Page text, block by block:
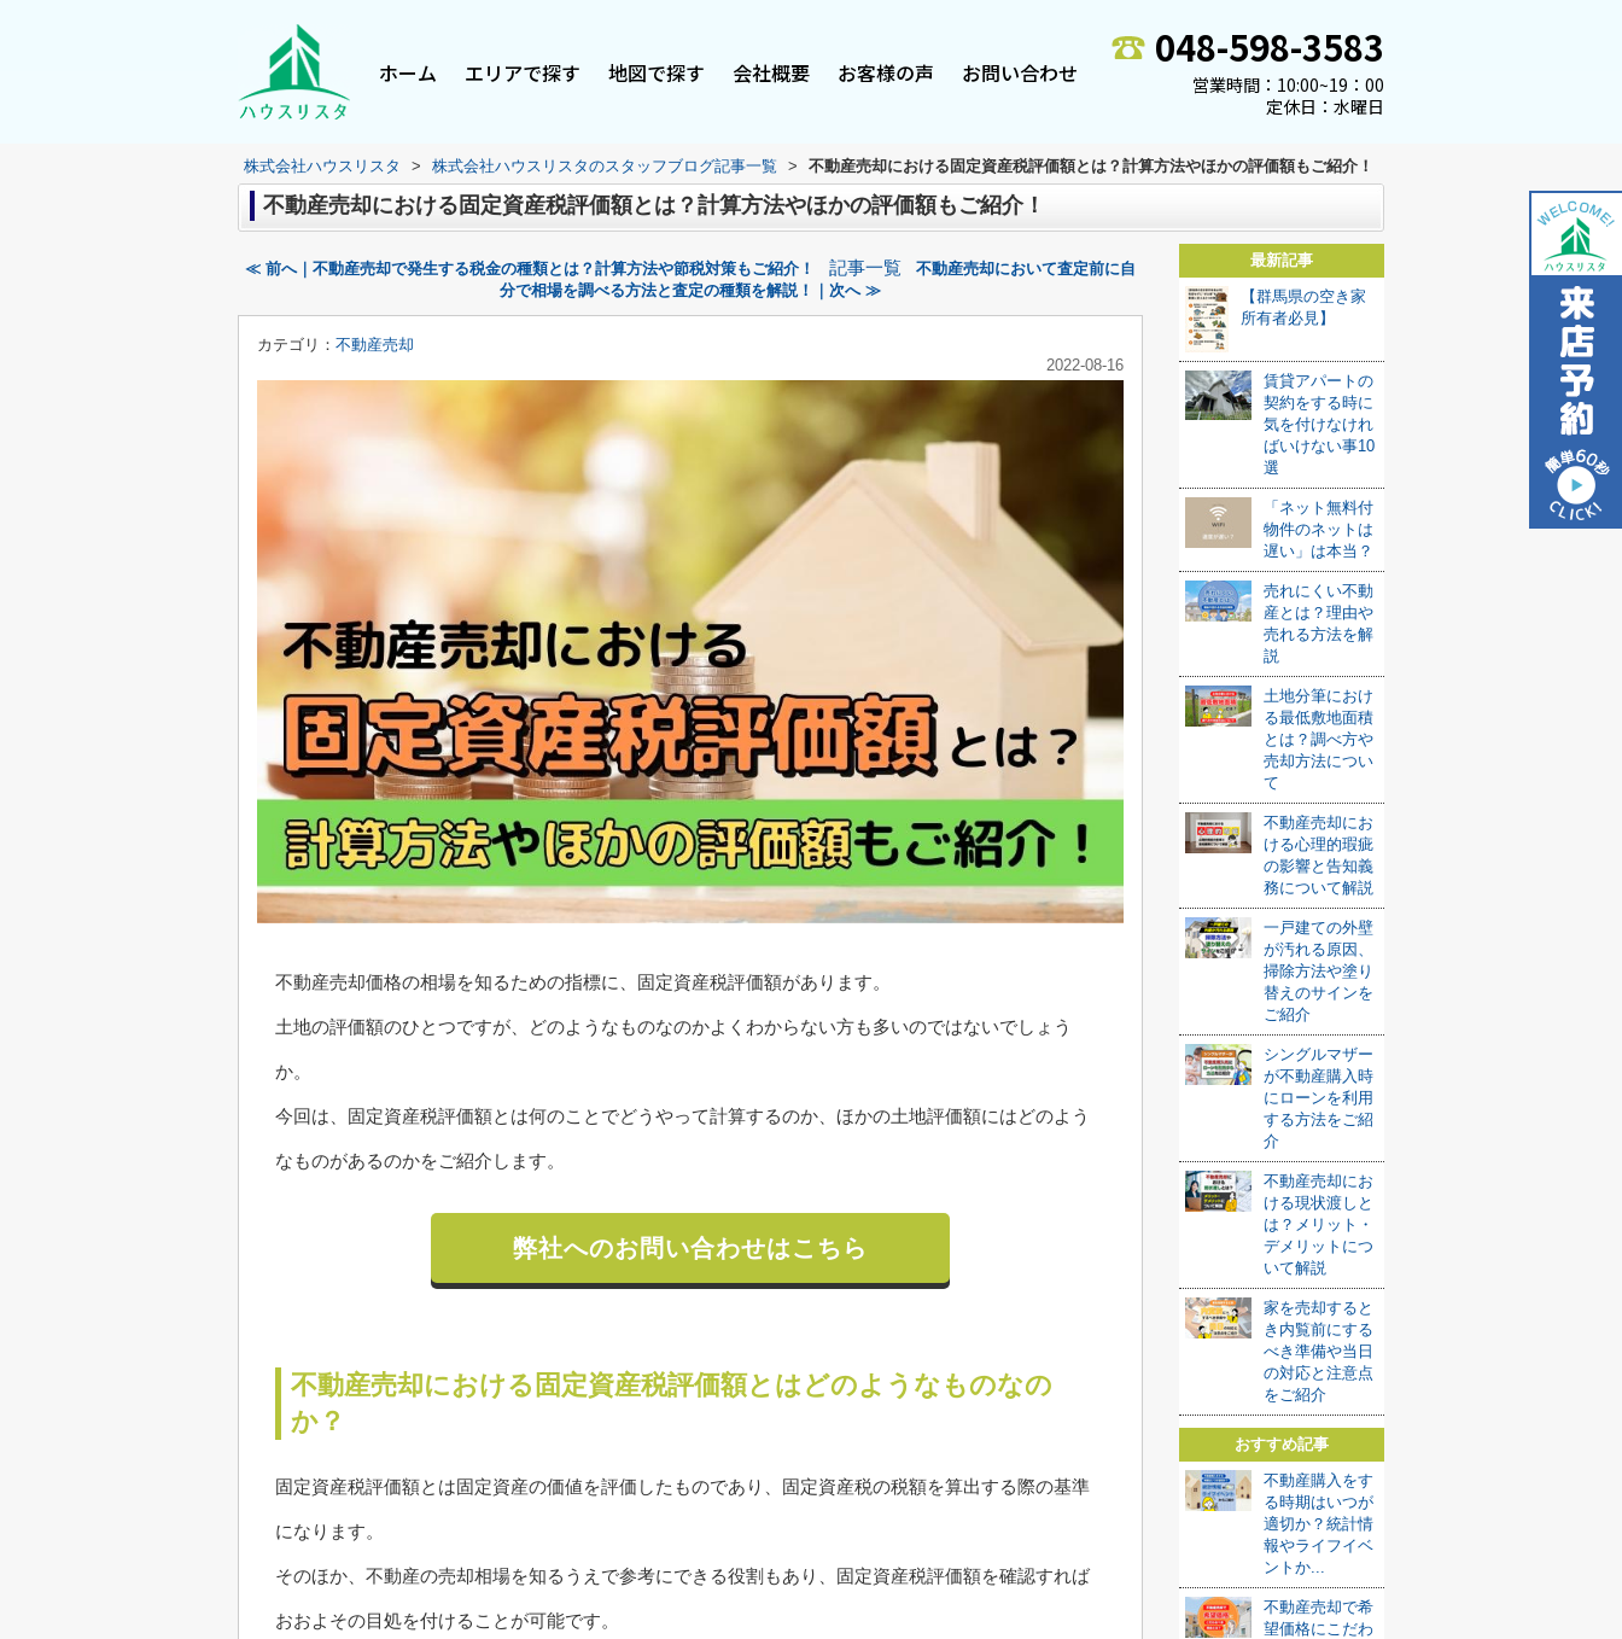
ホーム エリアで探す 地図で探す 会社概要 お客様の声 お問い合わせ
048-598-3583
営業時間：10:00~19：00
定休日：水曜日
株式会社ハウスリスタ > 株式会社ハウスリスタのスタッフブログ記事一覧 > 不動産売却における固定資産税評価額とは？計算方法やほかの評価額もご紹介！
不動産売却における固定資産税評価額とは？計算方法やほかの評価額もご紹介！
≪ 前へ｜不動産売却で発生する税金の種類とは？計算方法や節税対策もご紹介！ 記事一覧
不動産売却において査定前に自
分で相場を調べる方法と査定の種類を解説！｜次へ ≫
カテゴリ： 不動産売却
2022-08-16
不動産売却価格の相場を知るための指標に、固定資産税評価額があります。
土地の評価額のひとつですが、どのようなものなのかよくわからない方も多いのではないでしょう
か。
今回は、固定資産税評価額とは何のことでどうやって計算するのか、ほかの土地評価額にはどのよう
なものがあるのかをご紹介します。
弊社へのお問い合わせはこちら
不動産売却における固定資産税評価額とはどのようなものなの
か？
固定資産税評価額とは固定資産の価値を評価したものであり、固定資産税の税額を算出する際の基準
になります。
そのほか、不動産の売却相場を知るうえで参考にできる役割もあり、固定資産税評価額を確認すれば
おおよその目処を付けることが可能です。
最新記事
【群馬県の空き家
所有者必見】
賃貸アパートの
契約をする時に
気を付けなけれ
ばいけない事10
選
「ネット無料付
物件のネットは
遅い」は本当？
売れにくい不動
産とは？理由や
売れる方法を解
説
土地分筆におけ
る最低敷地面積
とは？調べ方や
売却方法につい
て
不動産売却にお
ける心理的瑕疵
の影響と告知義
務について解説
一戸建ての外壁
が汚れる原因、
掃除方法や塗り
替えのサインを
ご紹介
シングルマザー
が不動産購入時
にローンを利用
する方法をご紹
介
不動産売却にお
ける現状渡しと
は？メリット・
デメリットにつ
いて解説
家を売却すると
き内覧前にする
べき準備や当日
の対応と注意点
をご紹介
おすすめ記事
不動産購入をす
る時期はいつが
適切か？統計情
報やライフイベ
ントか...
不動産売却で希
望価格にこだわ